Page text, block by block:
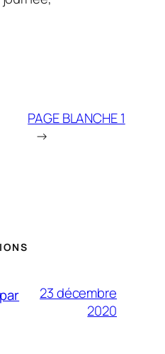
PAGE BLANCHE 1
→
23 décembre
2020